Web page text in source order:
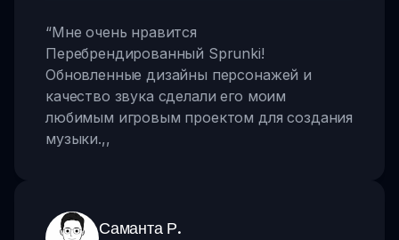
“Мне очень нравится
Перебрендированный Sprunki!
Обновленные дизайны персонажей и
качество звука сделали его моим
любимым игровым проектом для создания
музыки.,,
Саманта Р.